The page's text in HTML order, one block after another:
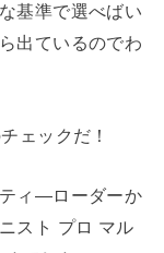
基準で選べばい
出ているのでわ
ェックだ！
ィ―ローダーか
スト プロ マル